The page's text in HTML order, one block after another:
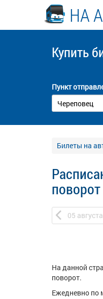
НА
Купить
Пункт
Билеты на
поворот
05 августа
На данной
поворот.
Ежедневно по